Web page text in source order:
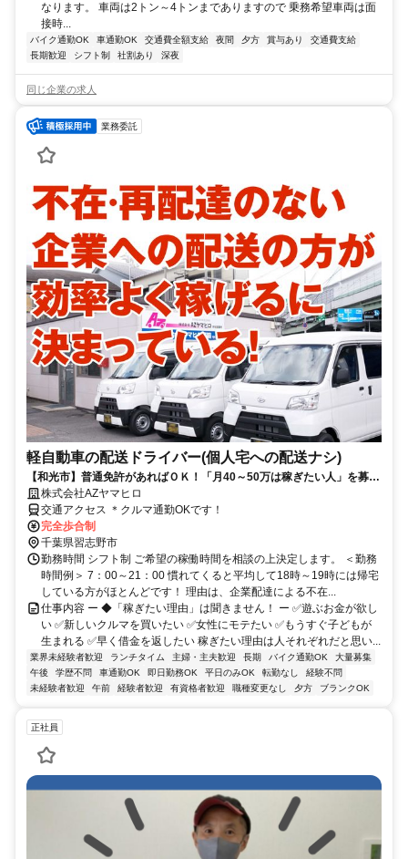
なります。 車両は2トン～4トンまでありますので 乗務希望車両は面
接時...
バイク通勤OK 車通勤OK 交通費全額支給 夜間 夕方 賞与あり
交通費支給
長期歓迎
シフト制 社割あり 深夜
同じ企業の求人
業務委託
軽自動車の配送ドライバー(個人宅への配送ナシ)
【和光市】普通免許があればＯＫ！「月40～50万は稼ぎたい人」を募
集！株式会社AZヤマヒロ
交通アクセス ＊クルマ通勤OKです！
完全歩合制
千葉県習志野市
勤務時間 シフト制 ご希望の稼働時間を相談の上決定します。 ＜勤務
時間例＞ 7：00～21：00 慣れてくると平均して18時～19時には帰宅
している方がほとんどです！ 理由は、企業配達による不在...
仕事内容 ー ◆「稼ぎたい理由」は聞きません！ ー ✅遊ぶお金が欲し
い ✅新しいクルマを買いたい ✅女性にモテたい ✅もうすぐ子どもが
生まれる ✅早く借金を返したい 稼ぎたい理由は人それぞれだと思い...
業界未経験者歓迎 ランチタイム 主婦・主夫歓迎 長期 バイク通勤OK
大量募集
午後
学歴不問 車通勤OK 即日勤務OK 平日のみOK 転勤なし
経験不問
未経験者歓迎
午前 経験者歓迎 有資格者歓迎 職種変更なし 夕方 ブランクOK
正社員